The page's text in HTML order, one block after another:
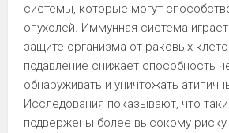
системы, которые могут
опухолей. Иммунная система
защите организма от раковых
подавление снижает способность
обнаруживать и уничтожать
Исследования показывают, что
подвержены более высокому риску